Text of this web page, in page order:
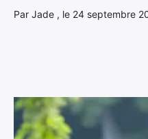
Par Jade , le 24 septembre